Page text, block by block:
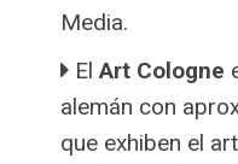
Media.
ElArt Cologne
alemán con
que exhiben el